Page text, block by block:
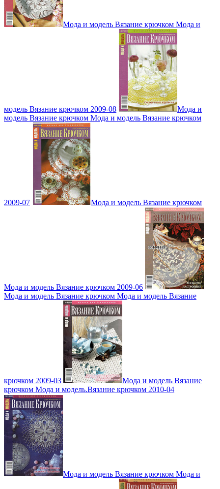
Мода и модель Вязание крючком Мода и
модель Вязание крючком 2009-08
Мода и
модель Вязание крючком Мода и модель Вязание крючком
2009-07 Мода и модель Вязание крючком
Мода и модель Вязание крючком 2009-06
Мода и модель Вязание крючком Мода и модель Вязание
крючком 2009-03
Мода и модель Вязание
крючком Мода и модель.Вязание крючком 2010-04
Мода и модель Вязание крючком Мода и